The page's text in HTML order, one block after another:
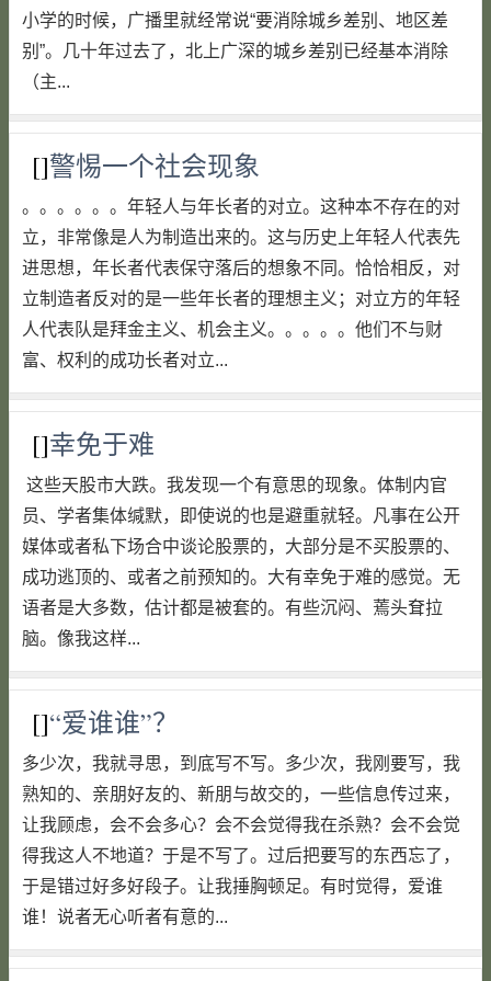
小学的时候，广播里就经常说“要消除城乡差别、地区差
别”。几十年过去了，北上广深的城乡差别已经基本消除
（主...
[]警惕一个社会现象
。。。。。。年轻人与年长者的对立。这种本不存在的对
立，非常像是人为制造出来的。这与历史上年轻人代表先
进思想，年长者代表保守落后的想象不同。恰恰相反，对
立制造者反对的是一些年长者的理想主义；对立方的年轻
人代表队是拜金主义、机会主义。。。。。他们不与财
富、权利的成功长者对立...
[]幸免于难
这些天股市大跌。我发现一个有意思的现象。体制内官
员、学者集体缄默，即使说的也是避重就轻。凡事在公开
媒体或者私下场合中谈论股票的，大部分是不买股票的、
成功逃顶的、或者之前预知的。大有幸免于难的感觉。无
语者是大多数，估计都是被套的。有些沉闷、蔫头耷拉
脑。像我这样...
[]“爱谁谁”？
多少次，我就寻思，到底写不写。多少次，我刚要写，我
熟知的、亲朋好友的、新朋与故交的，一些信息传过来，
让我顾虑，会不会多心？会不会觉得我在杀熟？会不会觉
得我这人不地道？于是不写了。过后把要写的东西忘了，
于是错过好多好段子。让我捶胸顿足。有时觉得，爱谁
谁！说者无心听者有意的...